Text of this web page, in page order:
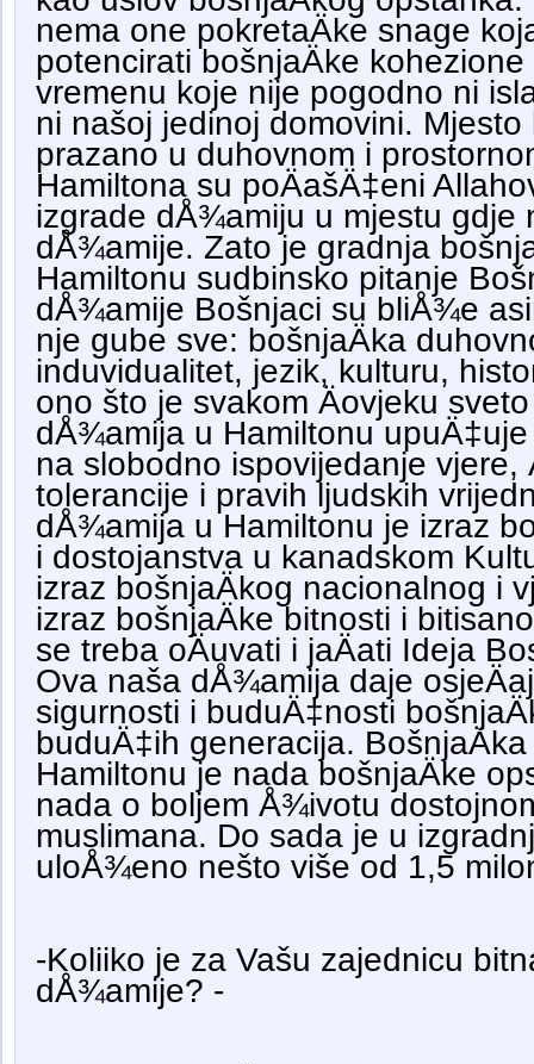
nema one pokretaÄke snage
potencirati bošnjaÄke
vremenu koje nije pogodno ni
ni našoj jedinoj domovini.
prazano u duhovnom i
Hamiltona su poÄašÄ‡eni
izgrade dÅ¾amiju u mjestu gdje
dÅ¾amije. Zato je gradnja
Hamiltonu sudbinsko pitanje
dÅ¾amije Bošnjaci su bliÅ¾e
nje gube sve: bošnjaÄka
induvidualitet, jezik, kulturu,
ono što je svakom Äovjeku
dÅ¾amija u Hamiltonu
na slobodno ispovijedanje vjere,
tolerancije i pravih ljudskih
dÅ¾amija u Hamiltonu je izraz
i dostojanstva u kanadskom
izraz bošnjaÄkog nacionalnog i
izraz bošnjaÄke bitnosti i
se treba oÄuvati i jaÄati Ideja
Ova naša dÅ¾amija daje
sigurnosti i buduÄ‡nosti
buduÄ‡ih generacija.
Hamiltonu je nada bošnjaÄke
nada o boljem Å¾ivotu
muslimana. Do sada je u
uloÅ¾eno nešto više od 1,5
-Koliiko je za Vašu zajednicu
dÅ¾amije? -